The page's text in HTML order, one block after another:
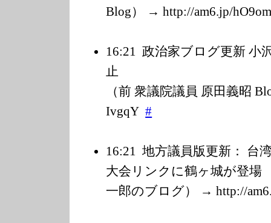
Blog） → http://am6.jp/h
16:21 政治家ブログ更新 小
止 2月22
（前 衆議院議員 原田義昭
IvgqY #
16:21 地方議員版更新： 台
大会リンクに鶴ヶ城が登場
一郎のブログ） → http://